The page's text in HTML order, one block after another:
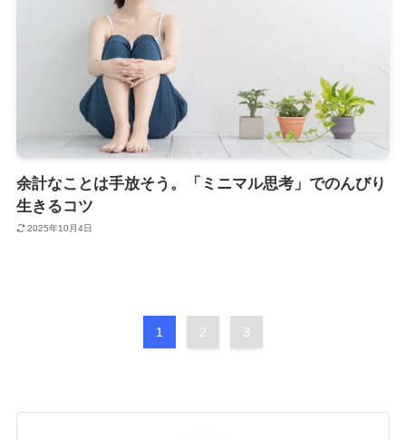
余計なことは手放そう。「ミニマル思考」でのんびり
生きるコツ
2025年10月4日
1 2 3